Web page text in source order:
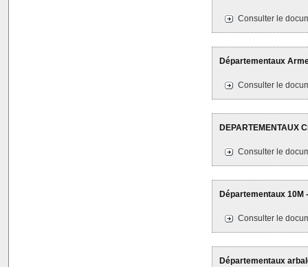
Consulter le
Départementaux
Consulter le
DEPARTEMENTAUX
Consulter le
Départementaux 10M
Consulter le
Départementaux